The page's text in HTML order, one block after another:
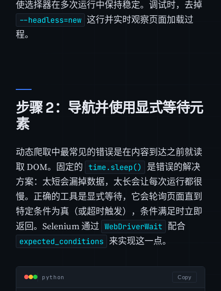
使选择器在多次运行中保持稳定。调试时，去掉
--headless=new 这行并实时观察页面加载过
程。
步骤 2：导航并使用显式等待元
素
动态爬取中最常见的错误是在内容到达之前就读
取 DOM。固定的 time.sleep()
是错误的解决
方案：太短会漏掉数据，太长会让每次运行都很
慢。正确的工具是显式等待，它会轮询页面直到
特定条件为真（或超时触发），条件满足时立即
返回。Selenium 通过 WebDriverWait 配合
expected_conditions 来实现这一点。
python Copy